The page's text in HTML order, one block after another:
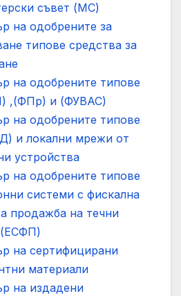
съвет (МС)
на одобрените за
типове средства за
на одобрените типове
,(ФПр) и (ФУВАС)
на одобрените типове
и локални мрежи от
устройства
на одобрените типове
системи с фискална
продажба на течни
(ЕСФП)
на сертифицирани
мaтeриали
на издадени